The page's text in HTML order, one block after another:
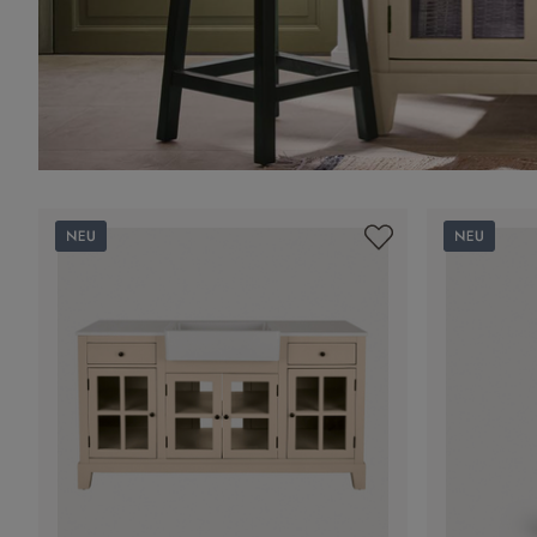
Neu Neu